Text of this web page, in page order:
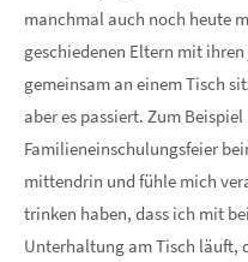
manchmal auch noch heute
geschiedenen Eltern mit
gemeinsam an einem Tisch
aber es passiert. Zum
Familieneinschulungsfeier
mittendrin und fühle mich
trinken haben, dass ich mit
Unterhaltung am Tisch läuft,